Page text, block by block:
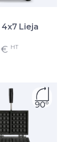
Lieja
€ HT